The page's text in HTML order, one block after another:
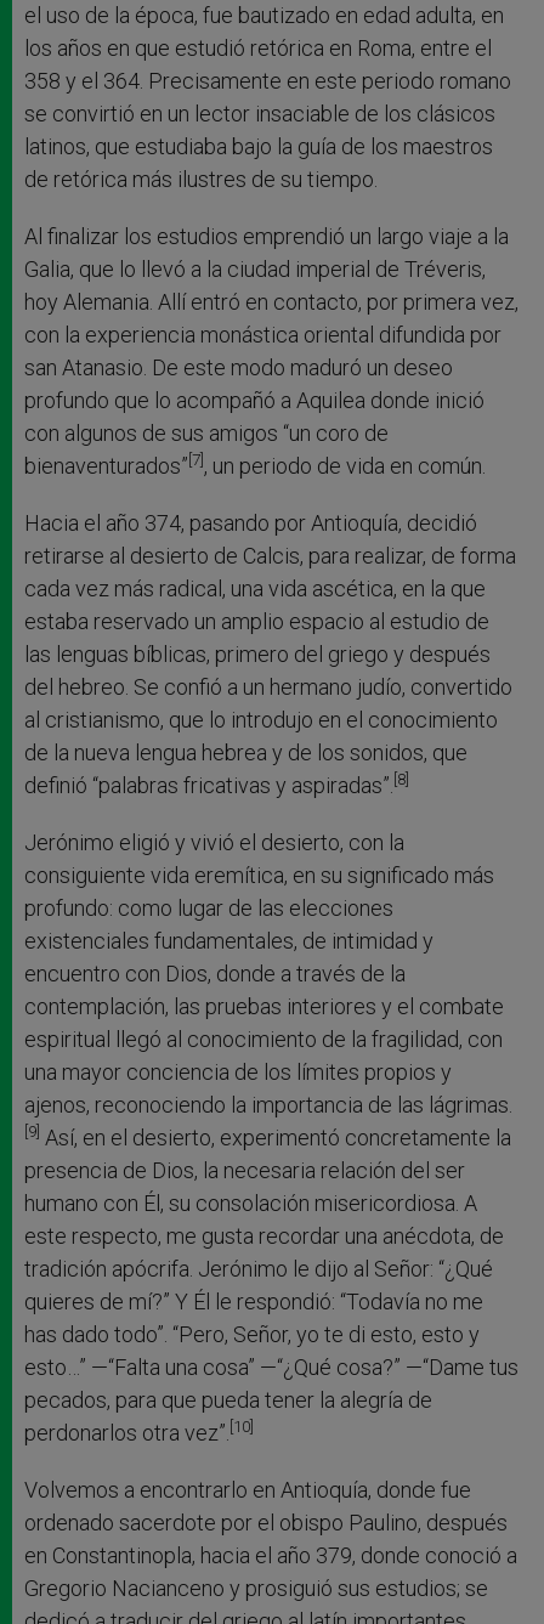
el uso de la época, fue bautizado en edad adulta, en
los años en que estudió retórica en Roma, entre el
358 y el 364. Precisamente en este periodo romano
se convirtió en un lector insaciable de los clásicos
latinos, que estudiaba bajo la guía de los maestros
de retórica más ilustres de su tiempo.
Al finalizar los estudios emprendió un largo viaje a la
Galia, que lo llevó a la ciudad imperial de Tréveris,
hoy Alemania. Allí entró en contacto, por primera vez,
con la experiencia monástica oriental difundida por
san Atanasio. De este modo maduró un deseo
profundo que lo acompañó a Aquilea donde inició
con algunos de sus amigos “un coro de
bienaventurados”[7], un periodo de vida en común.
Hacia el año 374, pasando por Antioquía, decidió
retirarse al desierto de Calcis, para realizar, de forma
cada vez más radical, una vida ascética, en la que
estaba reservado un amplio espacio al estudio de
las lenguas bíblicas, primero del griego y después
del hebreo. Se confió a un hermano judío, convertido
al cristianismo, que lo introdujo en el conocimiento
de la nueva lengua hebrea y de los sonidos, que
definió “palabras fricativas y aspiradas”. [8]
Jerónimo eligió y vivió el desierto, con la
consiguiente vida eremítica, en su significado más
profundo: como lugar de las elecciones
existenciales fundamentales, de intimidad y
encuentro con Dios, donde a través de la
contemplación, las pruebas interiores y el combate
espiritual llegó al conocimiento de la fragilidad, con
una mayor conciencia de los límites propios y
ajenos, reconociendo la importancia de las lágrimas.
[9] Así, en el desierto, experimentó concretamente la
presencia de Dios, la necesaria relación del ser
humano con Él, su consolación misericordiosa. A
este respecto, me gusta recordar una anécdota, de
tradición apócrifa. Jerónimo le dijo al Señor: “¿Qué
quieres de mí?” Y Él le respondió: “Todavía no me
has dado todo”. “Pero, Señor, yo te di esto, esto y
esto…” —“Falta una cosa” —“¿Qué cosa?” —“Dame tus
pecados, para que pueda tener la alegría de
perdonarlos otra vez”. [10]
Volvemos a encontrarlo en Antioquía, donde fue
ordenado sacerdote por el obispo Paulino, después
en Constantinopla, hacia el año 379, donde conoció a
Gregorio Nacianceno y prosiguió sus estudios; se